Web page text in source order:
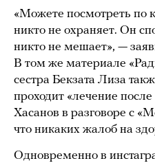
«Можете посмотреть по
никто не охраняет. Он
никто не мешает», —
В том же материале
сестра Бекзата Лиза
проходит «лечение
Хасанов в разговоре с
что никаких жалоб на
Одновременно в